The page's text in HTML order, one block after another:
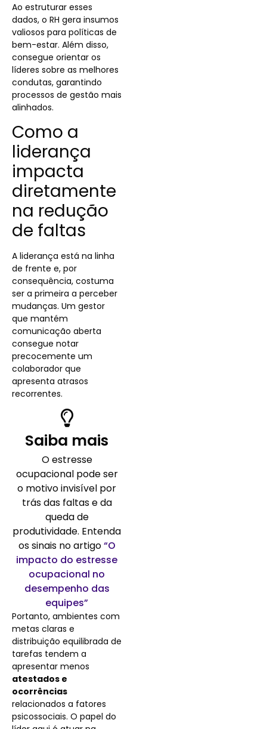
Ao estruturar esses
dados, o RH gera insumos
valiosos para políticas de
bem-estar. Além disso,
consegue orientar os
líderes sobre as melhores
condutas, garantindo
processos de gestão mais
alinhados.
Como a
liderança
impacta
diretamente
na redução
de faltas
A liderança está na linha
de frente e, por
consequência, costuma
ser a primeira a perceber
mudanças. Um gestor
que mantém
comunicação aberta
consegue notar
precocemente um
colaborador que
apresenta atrasos
recorrentes.
Saiba mais
O estresse
ocupacional pode ser
o motivo invisível por
trás das faltas e da
queda de
produtividade. Entenda
os sinais no artigo“O
impacto do estresse
ocupacional no
desempenho das
equipes”
Portanto, ambientes com
metas claras e
distribuição equilibrada de
tarefas tendem a
apresentar menos
atestados e
ocorrências
relacionados a fatores
psicossociais. O papel do